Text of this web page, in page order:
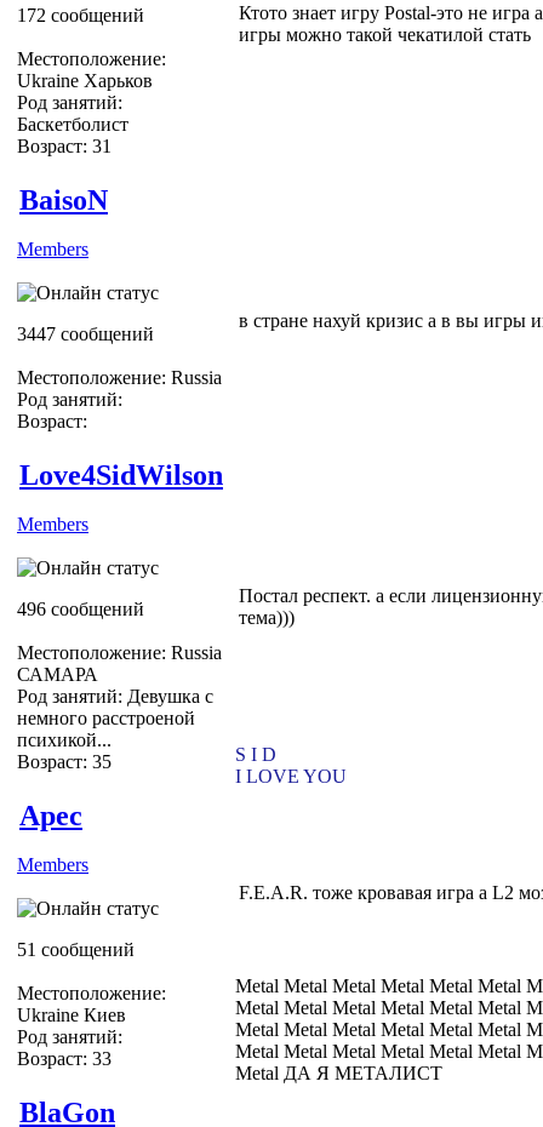
172 сообщений
Местоположение:
Ukraine Харьков
Род занятий:
Баскетболист
Возраст: 31
Ктото знает игру Postal-это не
игры можно такой чекатилой стать
BaisoN
Members
3447 сообщений
Местоположение: Russia
Род занятий:
Возраст:
в стране нахуй кризис а в вы игры
Love4SidWilson
Members
496 сообщений
Местоположение: Russia
САМАРА
Род занятий: Девушка с
немного расстроеной
психикой...
Возраст: 35
Постал респект. а если
тема)))
S I D
I LOVE YOU
Apec
Members
51 сообщений
Местоположение:
Ukraine Киев
Род занятий:
Возраст: 33
F.E.A.R. тоже кровавая игра а L2
Metal Metal Metal Metal Metal Metal
Metal Metal Metal Metal Metal Metal
Metal Metal Metal Metal Metal Metal
Metal Metal Metal Metal Metal Metal
Metal ДА Я МЕТАЛИСТ
BlaGon